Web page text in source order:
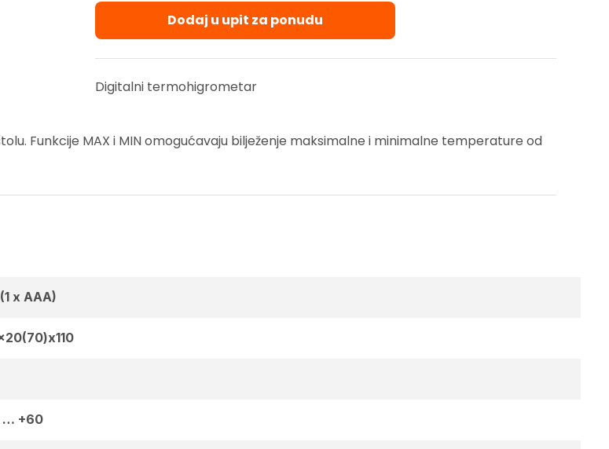
Dodaj u upit za ponudu
Digitalni termohigrometar
Funkcije MAX i MIN omogućavaju bilježenje maksimalne i minimalne temperature od
x AAA)
… +60